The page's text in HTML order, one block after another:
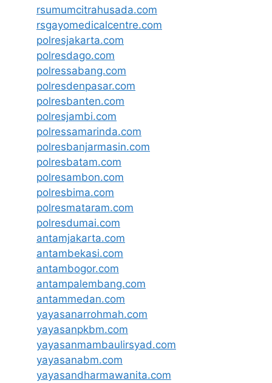
rsumumcitrahusada.com
rsgayomedicalcentre.com
polresjakarta.com
polresdago.com
polressabang.com
polresdenpasar.com
polresbanten.com
polresjambi.com
polressamarinda.com
polresbanjarmasin.com
polresbatam.com
polresambon.com
polresbima.com
polresmataram.com
polresdumai.com
antamjakarta.com
antambekasi.com
antambogor.com
antampalembang.com
antammedan.com
yayasanarrohmah.com
yayasanpkbm.com
yayasanmambaulirsyad.com
yayasanabm.com
yayasandharmawanita.com